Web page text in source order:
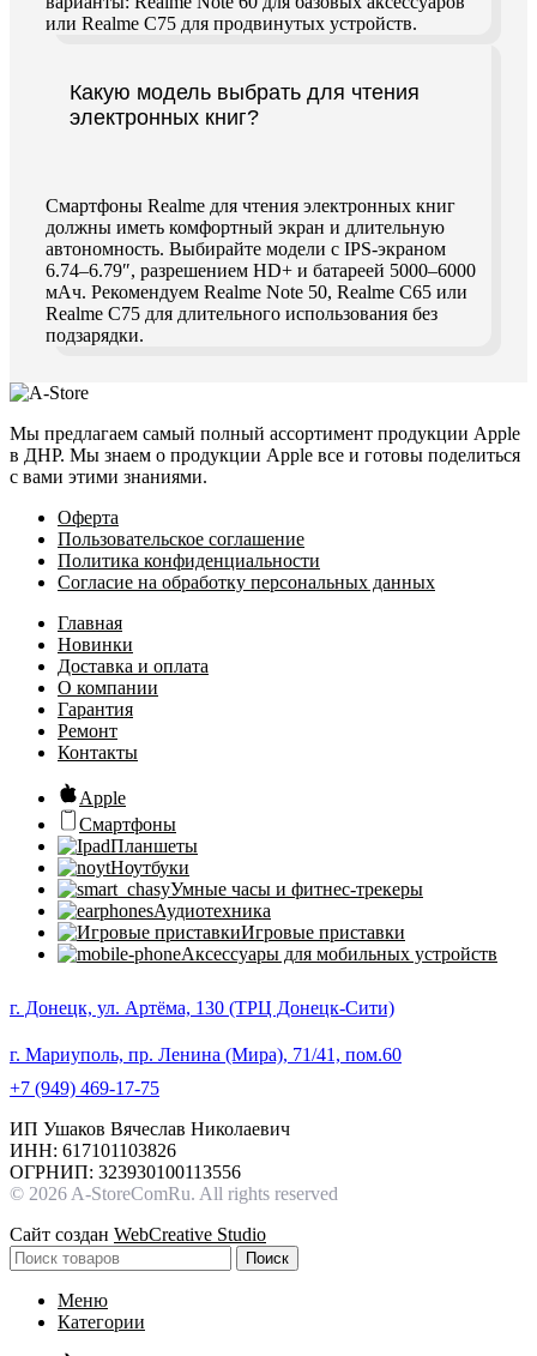
или Realme C75 для продвинутых устройств.
Какую модель выбрать для чтения
электронных книг?
Смартфоны Realme для чтения электронных книг
должны иметь комфортный экран и длительную
автономность. Выбирайте модели с IPS-экраном
6.74–6.79″, разрешением HD+ и батареей 5000–6000
мАч. Рекомендуем Realme Note 50, Realme C65 или
Realme C75 для длительного использования без
подзарядки.
Мы предлагаем самый полный ассортимент продукции Apple
в ДНР. Мы знаем о продукции Apple все и готовы поделиться
с вами этими знаниями.
Оферта
Пользовательское соглашение
Политика конфиденциальности
Согласие на обработку персональных данных
Главная
Новинки
Доставка и оплата
О компании
Гарантия
Ремонт
Контакты
Apple
Смартфоны
Планшеты
Ноутбуки
Умные часы и фитнес-трекеры
Аудиотехника
Игровые приставки
Аксессуары для мобильных устройств
г. Донецк, ул. Артёма, 130 (ТРЦ Донецк-Сити)
г. Мариуполь, пр. Ленина (Мира), 71/41, пом.60
+7 (949) 469-17-75
ИП Ушаков Вячеслав Николаевич
ИНН: 617101103826
ОГРНИП: 323930100113556
© 2026 A-StoreComRu. All rights reserved
Сайт создан WebCreative Studio
Поиск
Меню
Категории